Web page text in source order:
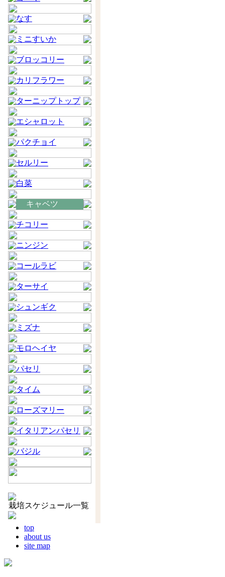
なす
ミニすいか
ブロッコリー
カリフラワー
ターニップトップ
エシャロット
パクチョイ
セルリー
白菜
キャベツ
チコリー
ニンジン
コールラビ
ターサイ
シュンギク
ミズナ
モロヘイヤ
パセリ
タイム
ローズマリー
イタリアンパセリ
バジル
栽培スケジュール一覧
top
about us
site map